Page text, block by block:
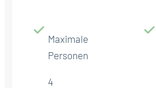
Maximale
Personen
4